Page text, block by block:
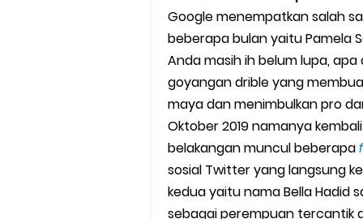
Cara Mudah Melihat Nomor
7 Cara Mudah Top Up Grab
5 Versi Map Paling Gacor
Penyebab dan Cara
Cara Menghitung
Cara Menggunakan Paket
Google menempatkan salah
beberapa bulan yaitu Pamela
Anda masih ih belum lupa,
goyangan drible yang
maya dan menimbulkan pro
Oktober 2019 namanya
belakangan muncul beberapa
sosial Twitter yang langsung
kedua yaitu nama Bella Hadid
sebagai perempuan tercantik